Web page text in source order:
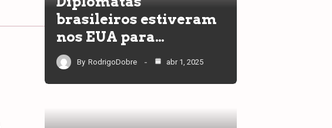
brasileiros estiveram
nos EUA para…
By RodrigoDobre abr 1, 2025